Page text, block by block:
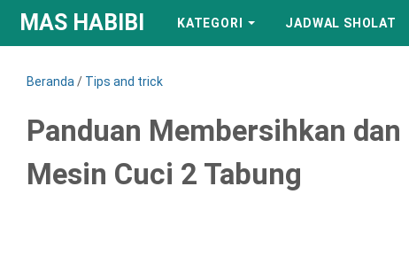
MAS HABIBI KATEGORI JADWAL SHOLAT
Beranda / Tips and trick
Panduan Membersihkan
Mesin Cuci 2 Tabung